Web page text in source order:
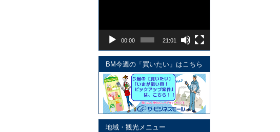
レ
ヤ
00:00 21:01
BM今週の「買いたい」はこちら
地域・観光メニュー